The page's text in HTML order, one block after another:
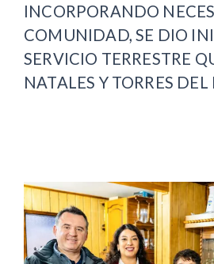
INCORPORANDO
COMUNIDAD, SE DIO
SERVICIO TERRESTRE
NATALES Y TORRES DEL